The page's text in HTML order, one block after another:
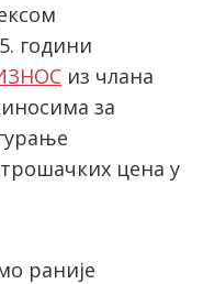
години
из члана
за
цена у
раније